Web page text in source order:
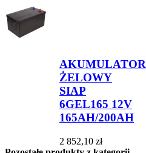
AKUMULATOR
ŻELOWY
SIAP
6GEL165 12V
165AH/200AH
2 852,10 zł